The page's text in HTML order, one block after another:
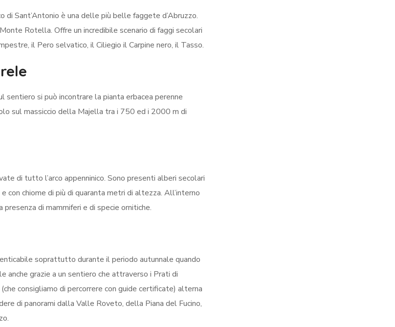
Sant’Antonio è una delle più belle faggete d’Abruzzo.
Rotella. Offre un incredibile scenario di faggi secolari
il Pero selvatico, il Ciliegio il Carpine nero, il Tasso.
sentiero si può incontrare la pianta erbacea perenne
sul massiccio della Majella tra i 750 ed i 2000 m di
di tutto l’arco appenninico. Sono presenti alberi secolari
chiome di più di quaranta metri di altezza. All’interno
di mammiferi e di specie ornitiche.
soprattutto durante il periodo autunnale quando
anche grazie a un sentiero che attraverso i Prati di
consigliamo di percorrere con guide certificate) alterna
di panorami dalla Valle Roveto, della Piana del Fucino,